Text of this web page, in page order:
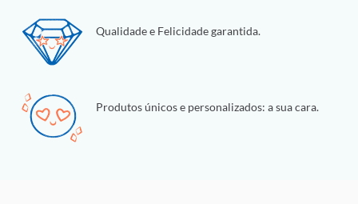
Qualidade e Felicidade garantida.
Produtos únicos e personalizados: a sua cara.